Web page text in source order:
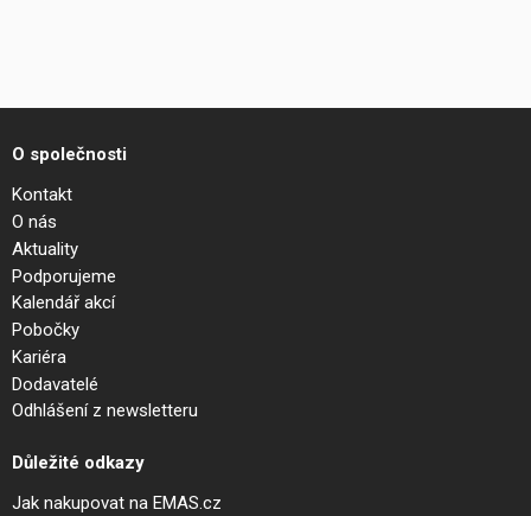
O společnosti
Kontakt
O nás
Aktuality
Podporujeme
Kalendář akcí
Pobočky
Kariéra
Dodavatelé
Odhlášení z newsletteru
Důležité odkazy
Jak nakupovat na EMAS.cz